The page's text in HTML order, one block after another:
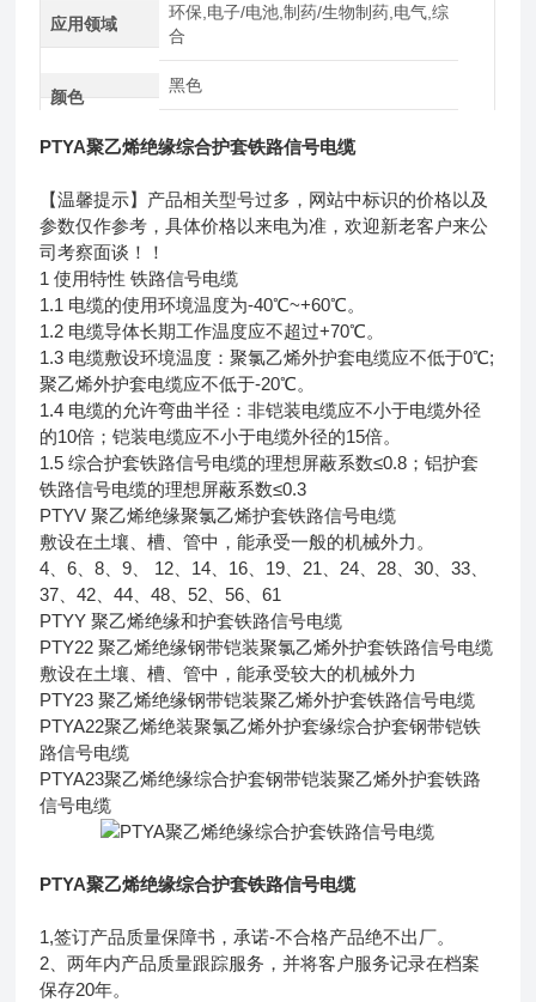
应用领域
环保,电子/电池,制药/生物制药,电气,综
合
颜色
黑色
PTYA聚乙烯绝缘综合护套铁路信号电缆
【温馨提示】产品相关型号过多，网站中标识的价格以及
参数仅作参考，具体价格以来电为准，欢迎新老客户来公
司考察面谈！！
1 使用特性 铁路信号电缆
1.1 电缆的使用环境温度为-40℃~+60℃。
1.2 电缆导体长期工作温度应不超过+70℃。
1.3 电缆敷设环境温度：聚氯乙烯外护套电缆应不低于0℃;
聚乙烯外护套电缆应不低于-20℃。
1.4 电缆的允许弯曲半径：非铠装电缆应不小于电缆外径
的10倍；铠装电缆应不小于电缆外径的15倍。
1.5 综合护套铁路信号电缆的理想屏蔽系数≤0.8；铝护套
铁路信号电缆的理想屏蔽系数≤0.3
PTYV 聚乙烯绝缘聚氯乙烯护套铁路信号电缆
敷设在土壤、槽、管中，能承受一般的机械外力。
4、6、8、9、 12、14、16、19、21、24、28、30、33、
37、42、44、48、52、56、61
PTYY 聚乙烯绝缘和护套铁路信号电缆
PTY22 聚乙烯绝缘钢带铠装聚氯乙烯外护套铁路信号电缆
敷设在土壤、槽、管中，能承受较大的机械外力
PTY23 聚乙烯绝缘钢带铠装聚乙烯外护套铁路信号电缆
PTYA22聚乙烯绝装聚氯乙烯外护套缘综合护套钢带铠铁
路信号电缆
PTYA23聚乙烯绝缘综合护套钢带铠装聚乙烯外护套铁路
信号电缆
PTYA聚乙烯绝缘综合护套铁路信号电缆
1,签订产品质量保障书，承诺-不合格产品绝不出厂。
2、两年内产品质量跟踪服务，并将客户服务记录在档案
保存20年。